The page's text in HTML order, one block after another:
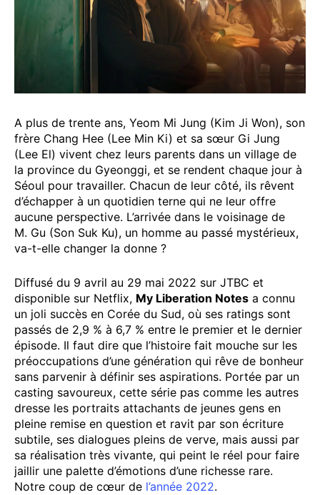
A plus de trente ans, Yeom Mi Jung (Kim Ji Won), son
frère Chang Hee (Lee Min Ki) et sa sœur Gi Jung
(Lee El) vivent chez leurs parents dans un village de
la province du Gyeonggi, et se rendent chaque jour à
Séoul pour travailler. Chacun de leur côté, ils rêvent
d’échapper à un quotidien terne qui ne leur offre
aucune perspective. L’arrivée dans le voisinage de
M. Gu (Son Suk Ku), un homme au passé mystérieux,
va-t-elle changer la donne ?
Diffusé du 9 avril au 29 mai 2022 sur JTBC et
disponible sur Netflix, My Liberation Notes a connu
un joli succès en Corée du Sud, où ses ratings sont
passés de 2,9 % à 6,7 % entre le premier et le dernier
épisode. Il faut dire que l’histoire fait mouche sur les
préoccupations d’une génération qui rêve de bonheur
sans parvenir à définir ses aspirations. Portée par un
casting savoureux, cette série pas comme les autres
dresse les portraits attachants de jeunes gens en
pleine remise en question et ravit par son écriture
subtile, ses dialogues pleins de verve, mais aussi par
sa réalisation très vivante, qui peint le réel pour faire
jaillir une palette d’émotions d’une richesse rare.
Notre coup de cœur de l’année 2022.